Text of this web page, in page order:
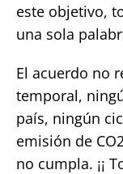
este objetivo,
una sola
El acuerdo no
temporal,
país, ningún
emisión de
no cumpla. ¡¡